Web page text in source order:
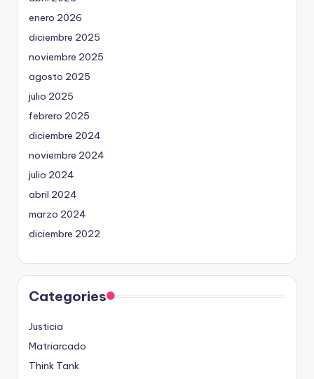
enero 2026
diciembre 2025
noviembre 2025
agosto 2025
julio 2025
febrero 2025
diciembre 2024
noviembre 2024
julio 2024
abril 2024
marzo 2024
diciembre 2022
Categories
Justicia
Matriarcado
Think Tank